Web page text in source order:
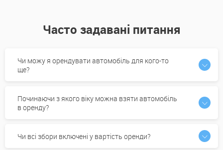
Часто задавані питання
Чи можу я орендувати автомобіль для кого-то
ще?
Починаючи з якого віку можна взяти автомобіль
в оренду?
Чи всі збори включені у вартість оренди?